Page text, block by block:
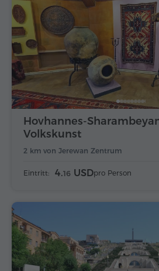
2 km von Jerewan Zentrum
Hovhannes-
Volkskunst
Eintritt: 4.16 USDpro Person